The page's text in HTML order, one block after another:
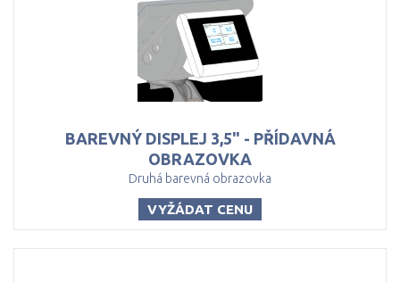
BAREVNÝ DISPLEJ 3,5" - PŘÍDAVNÁ
OBRAZOVKA
Druhá barevná obrazovka
VYŽÁDAT CENU